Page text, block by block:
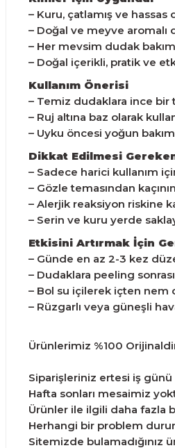
– Kuru, çatlamış ve
– Doğal ve meyve
– Her mevsim dudak
– Doğal içerikli, pratik ve
Kullanım Önerisi
– Temiz dudaklara ince
– Ruj altına baz olarak
– Uyku öncesi yoğun
Dikkat Edilmesi
– Sadece harici kullanım
– Gözle temasından
– Alerjik reaksiyon riskine
– Serin ve kuru yerde
Etkisini Artırmak İçin
– Günde en az 2-3 kez
– Dudaklara peeling
– Bol su içilerek içten
– Rüzgarlı veya güneşli
Ürünlerimiz %100
Siparişleriniz ertesi iş
Hafta sonları mesaimiz
Ürünler ile ilgili daha fazla
Herhangi bir problem
Sitemizde bulamadığınız